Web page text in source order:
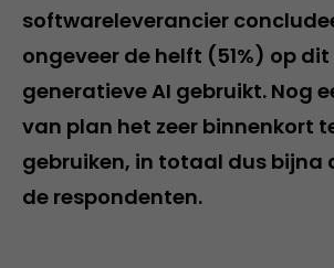
softwareleverancier
ongeveer de helft (51%) op
generatieve AI gebruikt. Nog
van plan het zeer binnenkort
gebruiken, in totaal dus bijna
de respondenten.